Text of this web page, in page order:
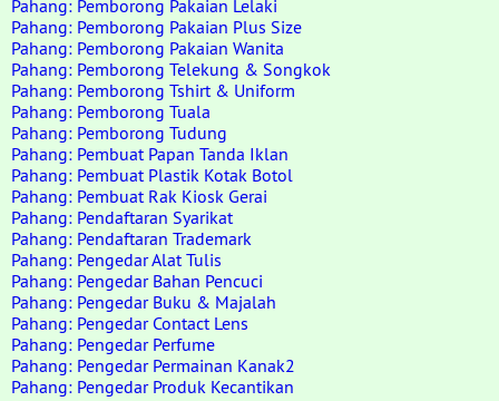
Pahang: Pemborong Pakaian Lelaki
Pahang: Pemborong Pakaian Plus Size
Pahang: Pemborong Pakaian Wanita
Pahang: Pemborong Telekung & Songkok
Pahang: Pemborong Tshirt & Uniform
Pahang: Pemborong Tuala
Pahang: Pemborong Tudung
Pahang: Pembuat Papan Tanda Iklan
Pahang: Pembuat Plastik Kotak Botol
Pahang: Pembuat Rak Kiosk Gerai
Pahang: Pendaftaran Syarikat
Pahang: Pendaftaran Trademark
Pahang: Pengedar Alat Tulis
Pahang: Pengedar Bahan Pencuci
Pahang: Pengedar Buku & Majalah
Pahang: Pengedar Contact Lens
Pahang: Pengedar Perfume
Pahang: Pengedar Permainan Kanak2
Pahang: Pengedar Produk Kecantikan